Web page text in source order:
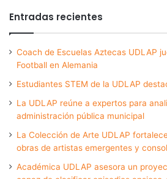
Entradas recientes
Coach de Escuelas Aztecas UDLAP
Football en Alemania
Estudiantes STEM de la UDLAP
La UDLAP reúne a expertos para
administración pública municipal
La Colección de Arte UDLAP
obras de artistas emergentes y
Académica UDLAP asesora un